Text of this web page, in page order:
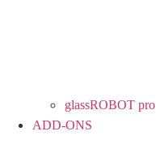
glassROBOT pro
ADD-ONS